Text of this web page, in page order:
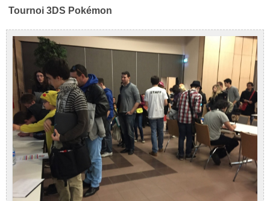
Tournoi 3DS Pokémon